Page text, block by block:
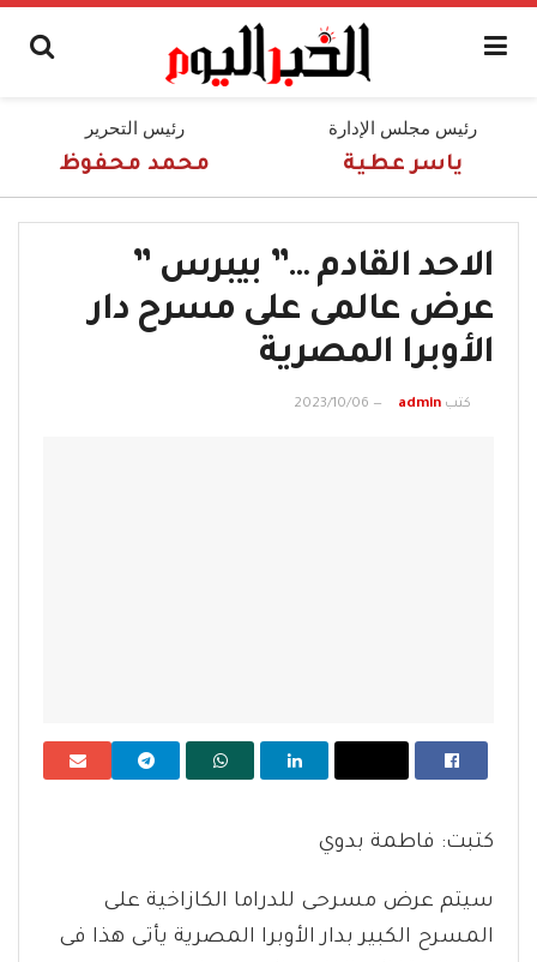
رئيس مجلس الإدارة
ياسر عطية
رئيس التحرير
محمد محفوظ
الاحد القادم …” بيبرس ”
عرض عالمى على مسرح دار
الأوبرا المصرية
كتب admin
2023/10/06
كتبت: فاطمة بدوي
سيتم عرض مسرحى للدراما الكازاخية على
المسرح الكبير بدار الأوبرا المصرية يأتى هذا فى